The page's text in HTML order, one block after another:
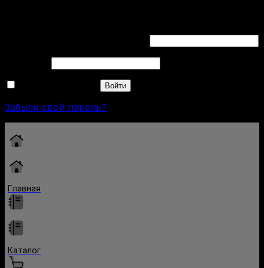
Обязательно
Обязательно
Войти
Забыли свой пароль?
Главная
Каталог